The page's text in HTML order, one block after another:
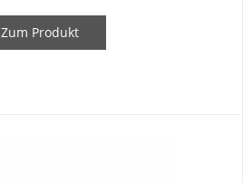
Zum Produkt